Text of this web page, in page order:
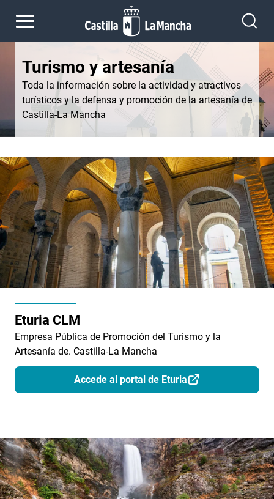
Turismo y artesanía
Toda la información sobre la actividad y atractivos
turísticos y la defensa y promoción de la artesanía de
Castilla-La Mancha
Eturia CLM
Empresa Pública de Promoción del Turismo y la
Artesanía de. Castilla-La Mancha
Accede al portal de Eturia